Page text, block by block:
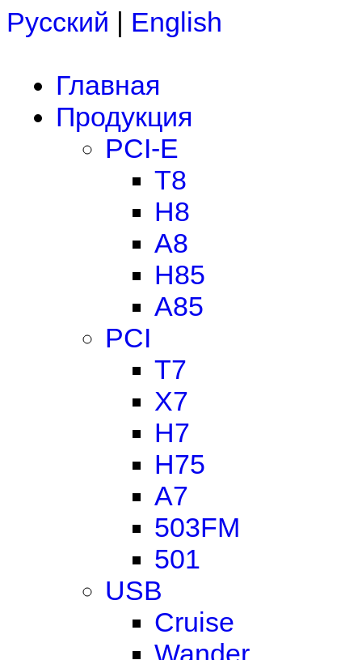
Русский | English
Главная
Продукция
PCI-E
T8
H8
A8
H85
A85
PCI
T7
X7
H7
H75
A7
503FM
501
USB
Cruise
Wander